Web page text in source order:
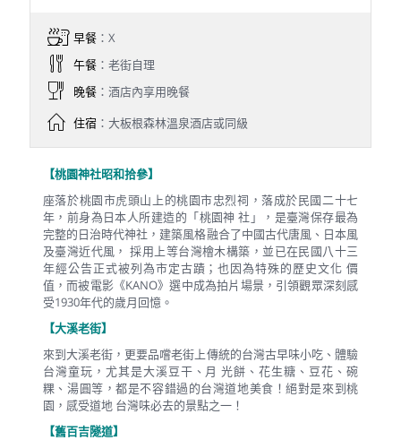
早餐：X
午餐：老街自理
晚餐：酒店內享用晚餐
住宿：大板根森林溫泉酒店或同級
【桃園神社昭和拾參】
座落於桃園市虎頭山上的桃園市忠烈祠，落成於民國二十七
年，前身為日本人所建造的「桃園神 社」，是臺灣保存最為
完整的日治時代神社，建築風格融合了中國古代唐風、日本風
及臺灣近代風， 採用上等台灣檜木構築，並已在民國八十三
年經公告正式被列為市定古蹟；也因為特殊的歷史文化 價
值，而被電影《KANO》選中成為拍片場景，引領觀眾深刻感
受1930年代的歲月回憶。
【大溪老街】
來到大溪老街，更要品嚐老街上傳統的台灣古早味小吃、體驗
台灣童玩，尤其是大溪豆干、月 光餅、花生糖、豆花、碗
粿、湯圓等，都是不容錯過的台灣道地美食！絕對是來到桃
園，感受道地 台灣味必去的景點之一！
【舊百吉隧道】